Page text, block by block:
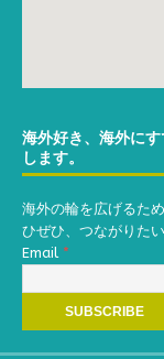
海外好き、海外に
します。
海外の輪を広げるた
ひぜひ、つながりた
Email *